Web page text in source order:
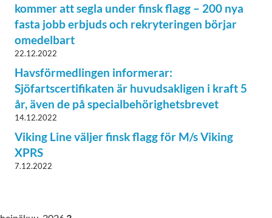
kommer att segla under finsk flagg – 200 nya
fasta jobb erbjuds och rekryteringen börjar
omedelbart
22.12.2022
Havsförmedlingen informerar:
Sjöfartscertifikaten är huvudsakligen i kraft 5
år, även de på specialbehörighetsbrevet
14.12.2022
Viking Line väljer finsk flagg för M/s Viking
XPRS
7.12.2022